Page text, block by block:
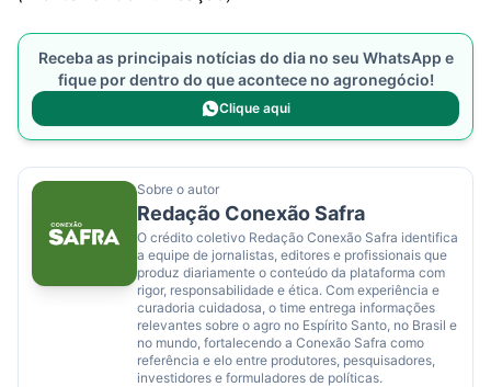
Receba as principais notícias do dia no seu WhatsApp e
fique por dentro do que acontece no agronegócio!
Clique aqui
Sobre o autor
Redação Conexão Safra
O crédito coletivo Redação Conexão Safra identifica
a equipe de jornalistas, editores e profissionais que
produz diariamente o conteúdo da plataforma com
rigor, responsabilidade e ética. Com experiência e
curadoria cuidadosa, o time entrega informações
relevantes sobre o agro no Espírito Santo, no Brasil e
no mundo, fortalecendo a Conexão Safra como
referência e elo entre produtores, pesquisadores,
investidores e formuladores de políticas.